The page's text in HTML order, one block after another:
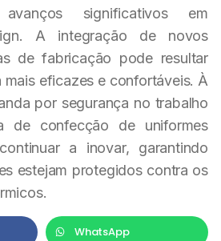
significativos em
A integração de novos
de fabricação pode resultar
mais eficazes e confortáveis. À
por segurança no trabalho
de confecção de uniformes
a inovar, garantindo
estejam protegidos contra os
WhatsApp